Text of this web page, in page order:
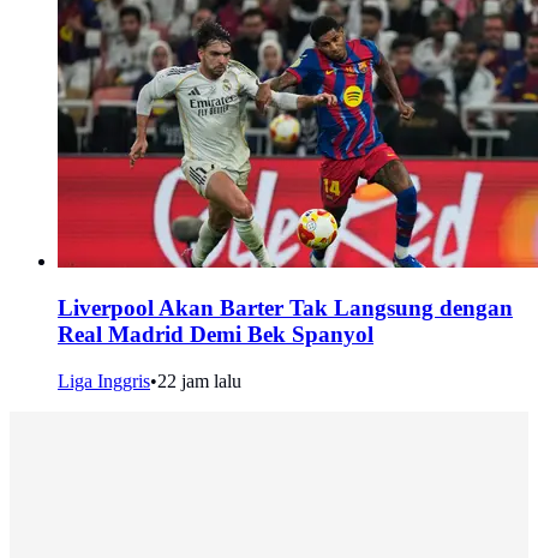
Liverpool Akan Barter Tak Langsung dengan
Real Madrid Demi Bek Spanyol
Liga Inggris•22 jam lalu